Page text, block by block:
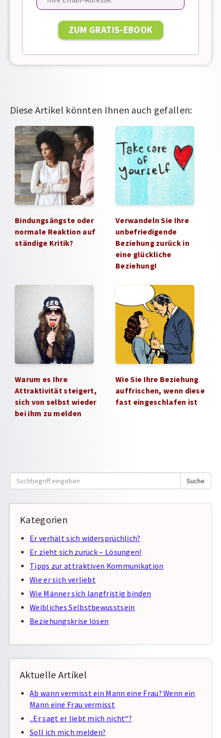
Diese Artikel könnten Ihnen auch gefallen:
Bindungsängste oder
normale Reaktion auf
ständige Kritik?
Verwandeln Sie Ihre
unbefriedigende
Beziehung zurück in
eine glückliche
Beziehung!
Warum es Ihre
Attraktivität steigert,
sich von selbst wieder
bei ihm zu melden
Wie Sie Ihre Beziehung
auffrischen, wenn diese
fast eingeschlafen ist
Suche
nach:
Suche
Kategorien
Er verhält sich widersprüchlich?
Er zieht sich zurück – Lösungen!
Tipps zur attraktiven Kommunikation
Wie er sich verliebt
Wie Männer sich langfristig binden
Weibliches Selbstbewusstsein
Beziehungskrise lösen
Aktuelle Artikel
Ab wann vermisst ein Mann eine Frau? Wenn ein
Mann eine Frau vermisst
„Er sagt er liebt mich nicht“?
Soll ich mich melden?